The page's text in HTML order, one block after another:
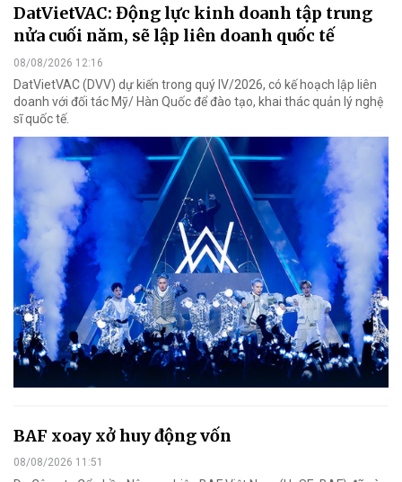
DatVietVAC: Động lực kinh doanh tập trung
nửa cuối năm, sẽ lập liên doanh quốc tế
08/08/2026 12:16
DatVietVAC (DVV) dự kiến trong quý IV/2026, có kế hoạch lập liên
doanh với đối tác Mỹ/ Hàn Quốc để đào tạo, khai thác quản lý nghệ
sĩ quốc tế.
BAF xoay xở huy động vốn
08/08/2026 11:51